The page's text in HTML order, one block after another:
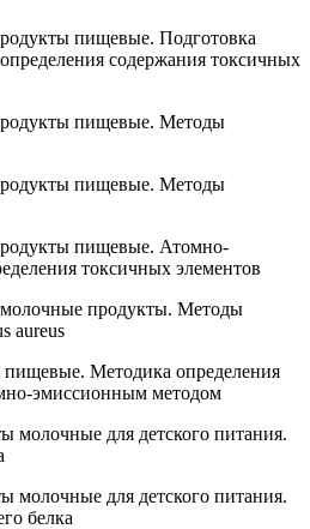
пищевые. Подготовка
содержания токсичных
пищевые. Методы
пищевые. Методы
пищевые. Атомно-
токсичных элементов
продукты. Методы
aureus
Методика определения
эмиссионным методом
для детского питания.
для детского питания.
белка